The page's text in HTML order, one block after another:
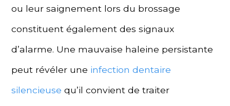
ou leur saignement lors du brossage
constituent également des signaux
d’alarme. Une mauvaise haleine persistante
peut révéler une infection dentaire
silencieuse qu’il convient de traiter